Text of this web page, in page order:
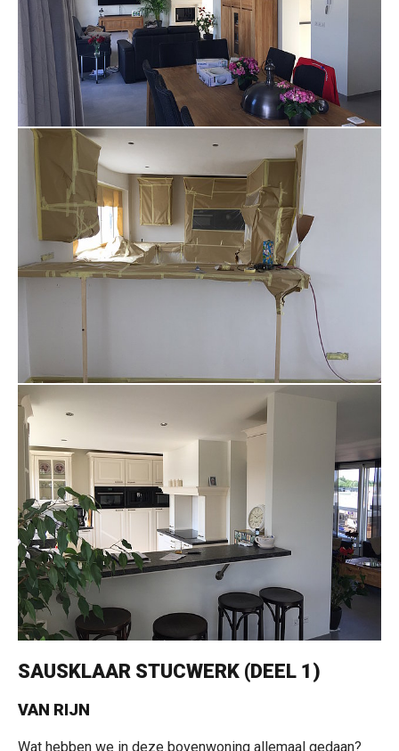
SAUSKLAAR STUCWERK (DEEL 1)
VAN RIJN
Wat hebben we in deze bovenwoning allemaal gedaan?